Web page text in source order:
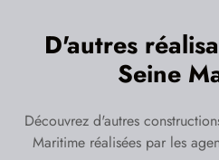
D'autres
Seine
Découvrez d'autres
Maritime réalisées par les